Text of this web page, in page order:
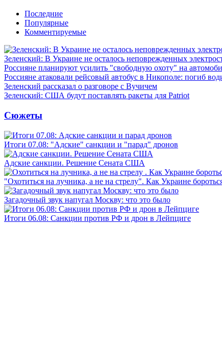
Последние
Популярные
Комментируемые
Зеленский: В Украине не осталось неповрежденных
Россияне планируют усилить "свободную охоту" на
Россияне атаковали рейсовый автобус в Никополе: погиб
Зеленский рассказал о разговоре с Вучичем
Зеленский: США будут поставлять ракеты для Patriot
Сюжеты
Итоги 07.08: "Адские" санкции и "парад" дронов
Адские санкции. Решение Сената США
"Охотиться на лучника, а не на стрелу". Как Украине
Загадочный звук напугал Москву: что это было
Итоги 06.08: Санкции против РФ и дрон в Лейпциге